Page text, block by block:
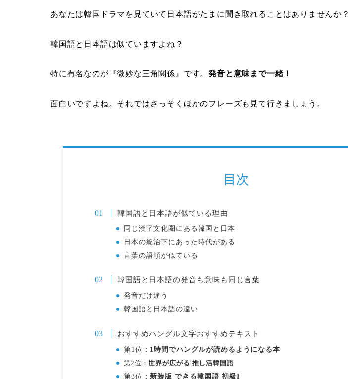
あなたは韓国ドラマを見ていて日本語がたまに聞き取れることはありませんか？
韓国語と日本語は似ていますよね？
特に有名なのが『微妙な三角関係』です。発音と意味まで一緒！
面白いですよね。それではさっそくほかのフレーズも見て行きましょう。
目次
韓国語と日本語が似ている理由
同じ漢字文化圏にある韓国と日本
日本の統治下にあった時代がある
言葉の語順が似ている
韓国語と日本語の発音も意味も同じ言葉
発音だけ違う
韓国語と日本語の違い
おすすめハングル文字おすすめテキスト
第1位： 1時間でハングルが読めるようになる本
第2位：世界が広がる 推し活韓国語
第3位： 新装版 できる韓国語 初級I